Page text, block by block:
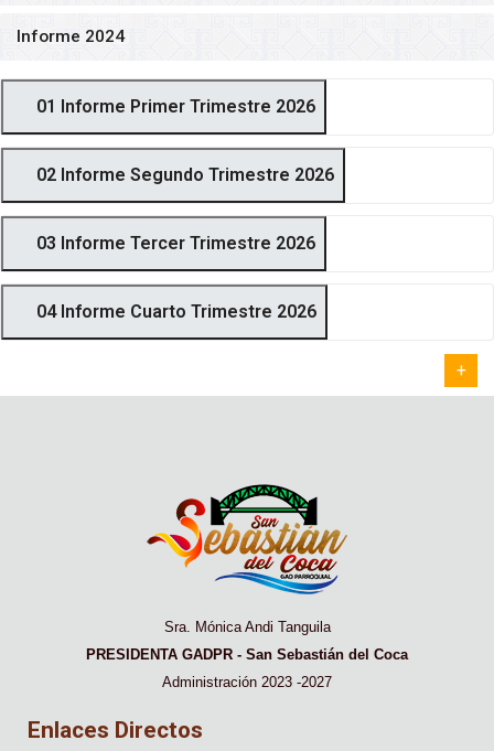
Informe 2024
01 Informe Primer Trimestre 2026
02 Informe Segundo Trimestre 2026
03 Informe Tercer Trimestre 2026
04 Informe Cuarto Trimestre 2026
Sra. Mónica Andi Tanguila
PRESIDENTA GADPR - San Sebastián del Coca
Administración 2023 -2027
Enlaces Directos